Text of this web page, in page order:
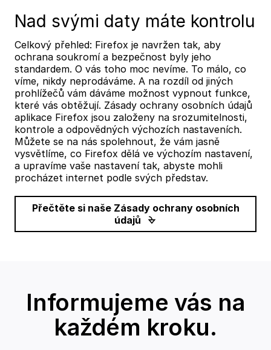
Nad svými daty máte kontrolu
Celkový přehled: Firefox je navržen tak, aby
ochrana soukromí a bezpečnost byly jeho
standardem. O vás toho moc nevíme. To málo, co
víme, nikdy neprodáváme. A na rozdíl od jiných
prohlížečů vám dáváme možnost vypnout funkce,
které vás obtěžují. Zásady ochrany osobních údajů
aplikace Firefox jsou založeny na srozumitelnosti,
kontrole a odpovědných výchozích nastaveních.
Můžete se na nás spolehnout, že vám jasně
vysvětlíme, co Firefox dělá ve výchozím nastavení,
a upravíme vaše nastavení tak, abyste mohli
procházet internet podle svých představ.
Přečtěte si naše Zásady ochrany osobních
údajů
Informujeme vás na
každém kroku.